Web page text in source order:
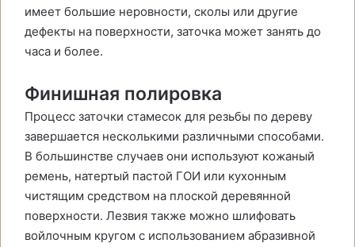
имеет большие неровности, сколы или другие
дефекты на поверхности, заточка может занять до
часа и более.
Финишная полировка
Процесс заточки стамесок для резьбы по дереву
завершается несколькими различными способами.
В большинстве случаев они используют кожаный
ремень, натертый пастой ГОИ или кухонным
чистящим средством на плоской деревянной
поверхности. Лезвия также можно шлифовать
войлочным кругом с использованием абразивной